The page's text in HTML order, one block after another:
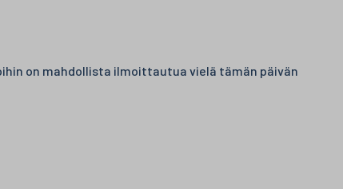
on mahdollista ilmoittautua vielä tämän päivän